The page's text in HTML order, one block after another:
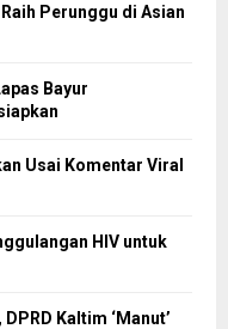
Perunggu di Asian
Bayur
Usai Komentar Viral
HIV untuk
Kaltim ‘Manut’